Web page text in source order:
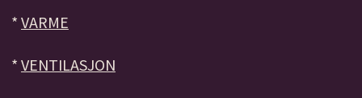
* VARME
* VENTILASJON